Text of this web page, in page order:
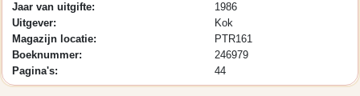
Jaar van uitgifte:
1986
Uitgever:
Kok
Magazijn locatie:
PTR161
Boeknummer:
246979
Pagina's:
44